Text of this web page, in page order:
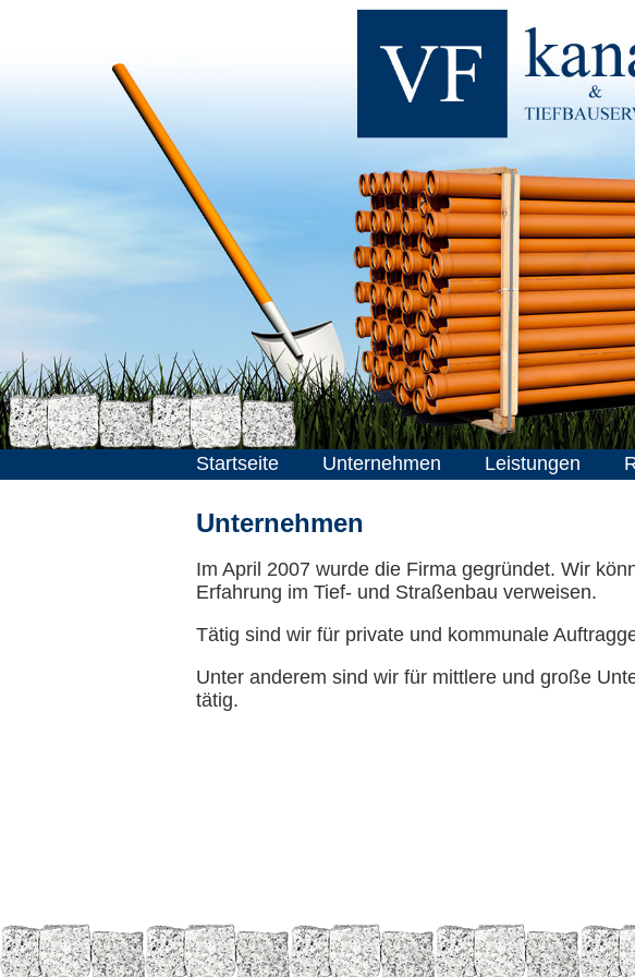
Startseite Unternehmen Leistungen
Unternehmen
Im April 2007 wurde die Firma gegründet. Wir
Erfahrung im Tief- und Straßenbau verweisen.
Tätig sind wir für private und kommunale
Unter anderem sind wir für mittlere und große
tätig.